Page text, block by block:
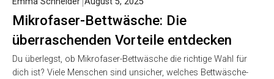
Mikrofaser-Bettwäsche: Die
überraschenden Vorteile entdecken
Du überlegst, ob Mikrofaser-Bettwäsche die richtige Wahl für
dich ist? Viele Menschen sind unsicher, welches Bettwäsche-